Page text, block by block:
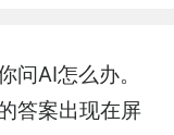
问AI怎么办。
答案出现在屏